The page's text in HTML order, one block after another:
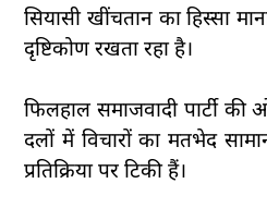
सियासी खींचतान का हिस्सा
दृष्टिकोण रखता रहा है।
फिलहाल समाजवादी पार्टी
दलों में विचारों का मतभेद
प्रतिक्रिया पर टिकी हैं।